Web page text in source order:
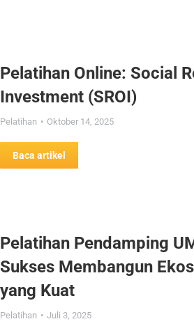
Pelatihan Online: Social
Investment (SROI)
Pelatihan Oktober 14, 2025
Baca artikel
Pelatihan Pendamping
Sukses Membangun
yang Kuat
Pelatihan Juli 3, 2025